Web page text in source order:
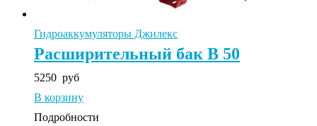
Гидроаккумуляторы Джилекс
Расширительный бак В 50
5250 руб
В корзину
Подробности